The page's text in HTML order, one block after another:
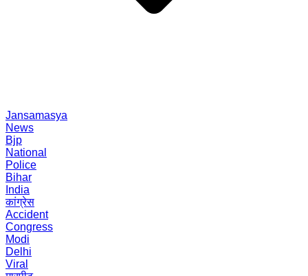
Jansamasya
News
Bjp
National
Police
Bihar
India
कांग्रेस
Accident
Congress
Modi
Delhi
Viral